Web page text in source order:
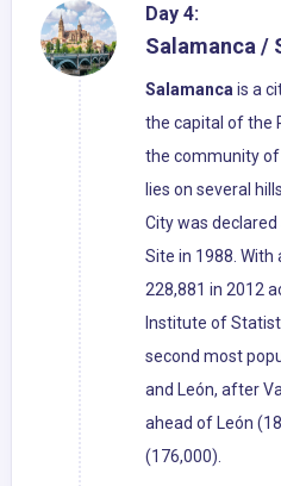
Day 4:
Salamanca /
Salamancais a
the capital of the
the community of
lies on several
City was declared
Site in 1988.
228,881 in 2012
Institute of
second most
and León, after
ahead of León
(176,000).